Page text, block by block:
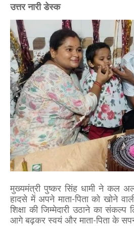
उत्तर नारी डेस्क
मुख्यमंत्री पुष्कर सिंह धामी ने कल
हादसे में अपने माता-पिता को खोने
शिक्षा की जिम्मेदारी उठाने का
आगे बढ़कर स्वयं और माता-पिता के